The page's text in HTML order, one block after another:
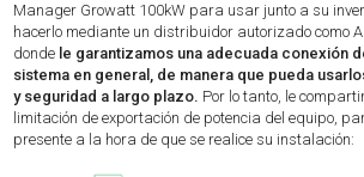
Manager Growatt 100kW para usar junto a su
hacerlo mediante un distribuidor autorizado como
donde le garantizamos una adecuada conexión
sistema en general, de manera que pueda
y seguridad a largo plazo. Por lo tanto, le
limitación de exportación de potencia del equipo,
presente a la hora de que se realice su instalación: